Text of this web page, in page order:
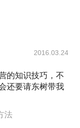
2016.03.24
的知识技巧，不
还要请东树带我
法